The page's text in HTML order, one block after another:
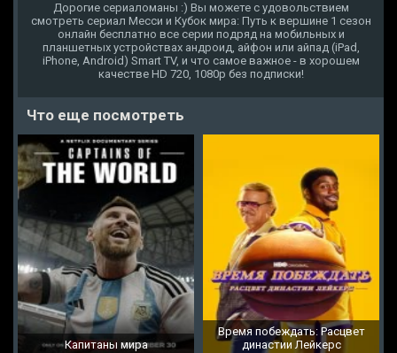
Дорогие сериаломаны :) Вы можете с удовольствием
смотреть сериал Месси и Кубок мира: Путь к вершине 1 сезон
онлайн бесплатно все серии подряд на мобильных и
планшетных устройствах андроид, айфон или айпад (iPad,
iPhone, Android) Smart TV, и что самое важное - в хорошем
качестве HD 720, 1080p без подписки!
Что еще посмотреть
Капитаны мира
Время побеждать: Расцвет
династии Лейкерс